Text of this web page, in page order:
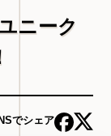
ニーク
でシェア